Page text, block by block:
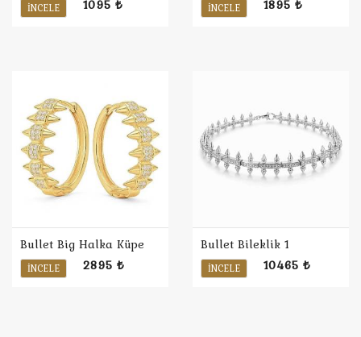
İNCELE 1095 ₺ İNCELE 1895 ₺
Bullet Big Halka Küpe
İNCELE 2895 ₺
Bullet Bileklik 1
İNCELE 10465 ₺